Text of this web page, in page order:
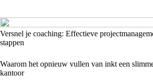
Versnel je coaching: Effectieve
stappen
Waarom het opnieuw vullen van inkt een
kantoor